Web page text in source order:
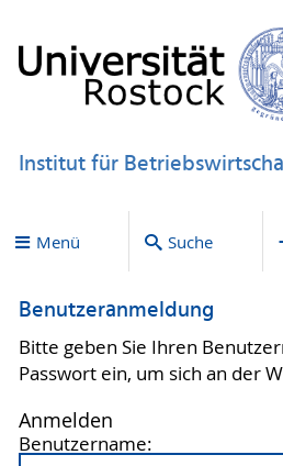
Institut für
Menü Suche
Benutzeranmeldung
Bitte geben Sie Ihren
Passwort ein, um sich an der
Anmelden
Benutzername: